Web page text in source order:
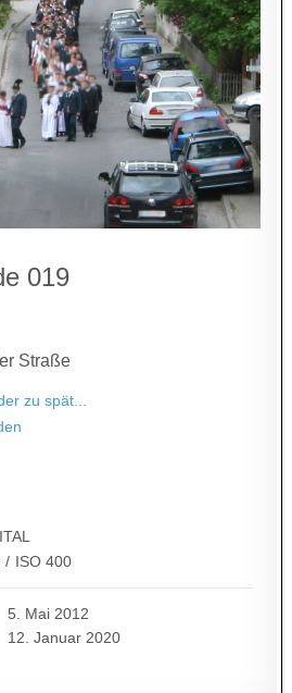
019
Straße
zu spät...
/ ISO 400
5. Mai 2012
12. Januar 2020